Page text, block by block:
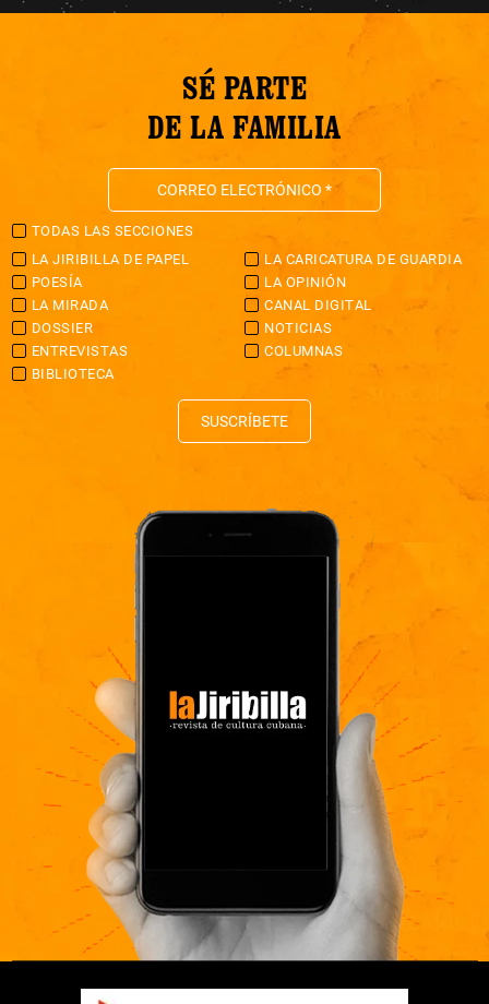
SÉ PARTE
DE LA FAMILIA
TODAS LAS SECCIONES
LA JIRIBILLA DE PAPEL
LA CARICATURA DE GUARDIA
POESÍA
LA OPINIÓN
LA MIRADA
CANAL DIGITAL
DOSSIER
NOTICIAS
ENTREVISTAS
COLUMNAS
BIBLIOTECA
SUSCRÍBETE